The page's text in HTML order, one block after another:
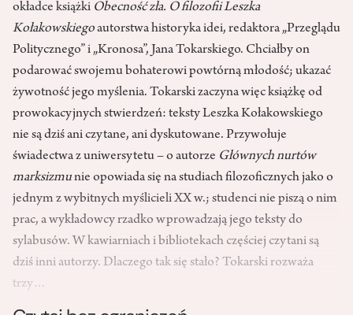
okładce książki Obecność zła. O filozofii Leszka
Kołakowskiegoautorstwa historyka idei, redaktora „Przeglądu
Politycznego” i „Kronosa”, Jana Tokarskiego. Chciałby on
podarować swojemu bohaterowi powtórną młodość; ukazać
żywotność jego myślenia. Tokarski zaczyna więc książkę od
prowokacyjnych stwierdzeń: teksty Leszka Kołakowskiego
nie są dziś ani czytane, ani dyskutowane. Przywołuje
świadectwa z uniwersytetu – o autorze Głównych nurtów
marksizmunie opowiada się na studiach filozoficznych jako o
jednym z wybitnych myślicieli XX w.; studenci nie piszą o nim
prac, a wykładowcy rzadko wprowadzają jego teksty do
sylabusów. W kawiarniach i bibliotekach częściej czytani są
dziś inni autorzy. Dlaczego tak się stało? Tokarski rozważa
trzy…